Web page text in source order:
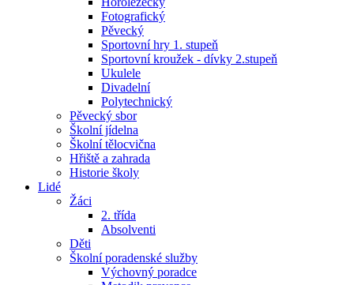
Fotografický
Pěvecký
Sportovní hry 1. stupeň
Sportovní kroužek - dívky 2.stupeň
Ukulele
Divadelní
Polytechnický
Pěvecký sbor
Školní jídelna
Školní tělocvična
Hřiště a zahrada
Historie školy
Lidé
Žáci
2. třída
Absolventi
Děti
Školní poradenské služby
Výchovný poradce